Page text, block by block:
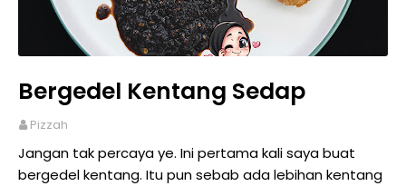
Bergedel Kentang Sedap
Pizzah
Jangan tak percaya ye. Ini pertama kali saya buat
bergedel kentang. Itu pun sebab ada lebihan kentang